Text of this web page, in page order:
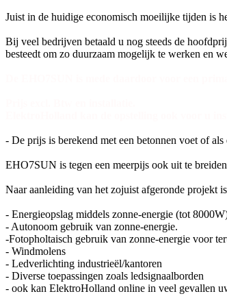
Juist in de huidige economisch moeilijke tijden is
Bij veel bedrijven betaald u nog steeds de
besteedt om zo duurzaam mogelijk te werken en
- De prijs is berekend met een betonnen voet of
EHO7SUN is tegen een meerpijs ook uit te
Naar aanleiding van het zojuist afgeronde projekt
- Energieopslag middels zonne-energie (tot
- Autonoom gebruik van zonne-energie.
-Fotopholtaisch gebruik van zonne-energie voor
- Windmolens
- Ledverlichting industrieël/kantoren
- Diverse toepassingen zoals ledsignaalborden
- ook kan ElektroHolland online in veel gevallen